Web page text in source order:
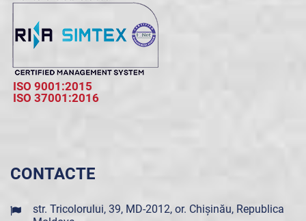
ISO 9001:2015
ISO 37001:2016
CONTACTE
str. Tricolorului, 39, MD-2012, or. Chișinău, Republica